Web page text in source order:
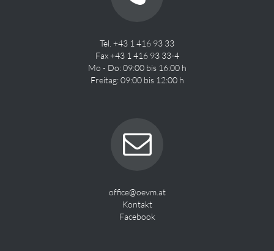
Tel. +43 1 416 93 33
Fax +43 1 416 93 33-4
Mo - Do: 09:00 bis 16:00 h
Freitag: 09:00 bis 12:00 h
office@oevm.at
Kontakt
Facebook